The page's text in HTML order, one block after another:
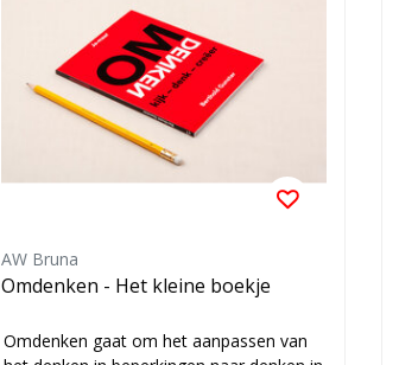
AW Bruna
Omdenken - Het kleine boekje
Omdenken gaat om het aanpassen van